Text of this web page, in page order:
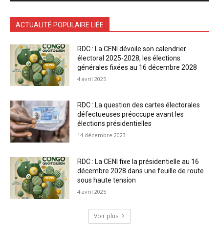
ACTUALITÉ POPULAIRE LIÉE
RDC : La CENI dévoile son calendrier
électoral 2025-2028, les élections
générales fixées au 16 décembre 2028
4 avril 2025
RDC : La question des cartes électorales
défectueuses préoccupe avant les
élections présidentielles
14 décembre 2023
RDC : La CENI fixe la présidentielle au 16
décembre 2028 dans une feuille de route
sous haute tension
4 avril 2025
Voir plus